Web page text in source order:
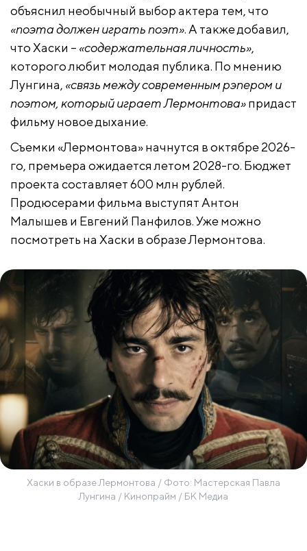
объяснил необычный выбор актера тем, что
«поэта должен играть поэт». А также добавил,
что Хаски – «содержательная личность»,
которого любит молодая публика. По мнению
Лунгина, «связь между современным рэпером и
поэтом, который играет Лермонтова»придаст
фильму новое дыхание.
Съемки «Лермонтова» начнутся в октябре 2026-
го, премьера ожидается летом 2028-го. Бюджет
проекта составляет 600 млн рублей.
Продюсерами фильма выступят Антон
Малышев и Евгений Панфилов. Уже можно
посмотреть на Хаски в образе Лермонтова.
Хаски в образе Лермонтова / Фото: Мастерская Павла
Лунгина / Кинопрайм / БК Медиа